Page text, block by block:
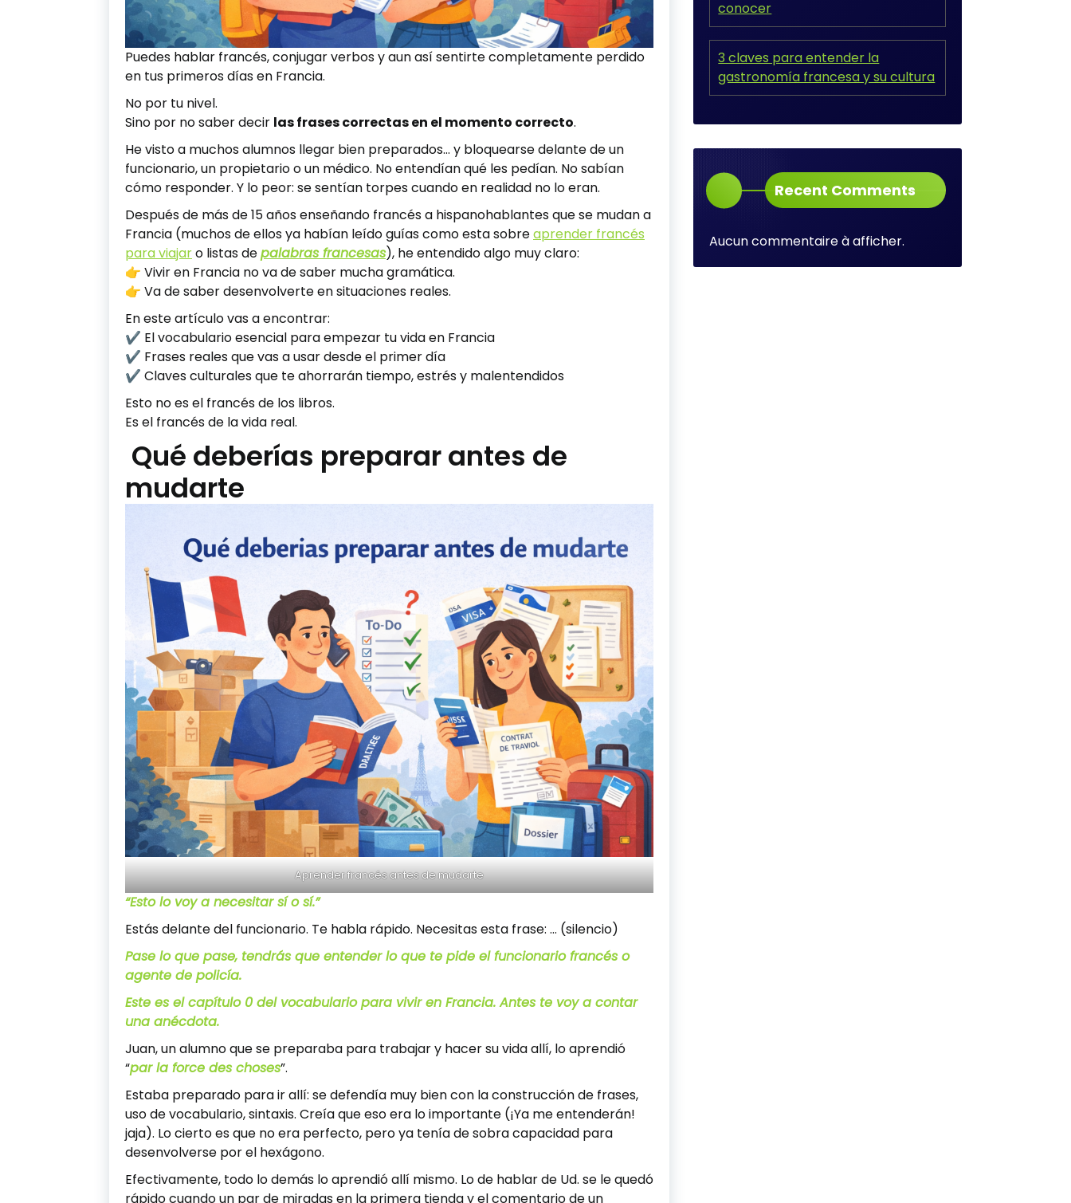
Puedes hablar francés, conjugar verbos y aun así sentirte completamente perdido
en tus primeros días en Francia.
No por tu nivel.
Sino por no saber decir las frases correctas en el momento correcto.
He visto a muchos alumnos llegar bien preparados… y bloquearse delante de un
funcionario, un propietario o un médico. No entendían qué les pedían. No sabían
cómo responder. Y lo peor: se sentían torpes cuando en realidad no lo eran.
Después de más de 15 años enseñando francés a hispanohablantes que se mudan a
Francia (muchos de ellos ya habían leído guías como esta sobreaprender francés
para viajaro listas depalabras francesas), he entendido algo muy claro:
👉 Vivir en Francia no va de saber mucha gramática.
👉 Va de saber desenvolverte en situaciones reales.
En este artículo vas a encontrar:
✔ El vocabulario esencial para empezar tu vida en Francia
✔ Frases reales que vas a usar desde el primer día
✔ Claves culturales que te ahorrarán tiempo, estrés y malentendidos
Esto no es el francés de los libros.
Es el francés de la vida real.
Qué deberías preparar antes de
mudarte
Aprender francés antes de mudarte
“Esto lo voy a necesitar sí o sí.”
Estás delante del funcionario. Te habla rápido. Necesitas esta frase: … (silencio)
Pase lo que pase, tendrás que entender lo que te pide el funcionario francés o
agente de policía.
Este es el capítulo 0 del vocabulario para vivir en Francia. Antes te voy a contar
una anécdota.
Juan, un alumno que se preparaba para trabajar y hacer su vida allí, lo aprendió
“par la force des choses”.
Estaba preparado para ir allí: se defendía muy bien con la construcción de frases,
uso de vocabulario, sintaxis. Creía que eso era lo importante (¡Ya me entenderán!
jaja). Lo cierto es que no era perfecto, pero ya tenía de sobra capacidad para
desenvolverse por el hexágono.
Efectivamente, todo lo demás lo aprendió allí mismo. Lo de hablar de Ud. se le quedó
rápido cuando un par de miradas en la primera tienda y el comentario de un
conocer
3 claves para entender la
gastronomía francesa y su cultura
Recent Comments
Aucun commentaire à afficher.